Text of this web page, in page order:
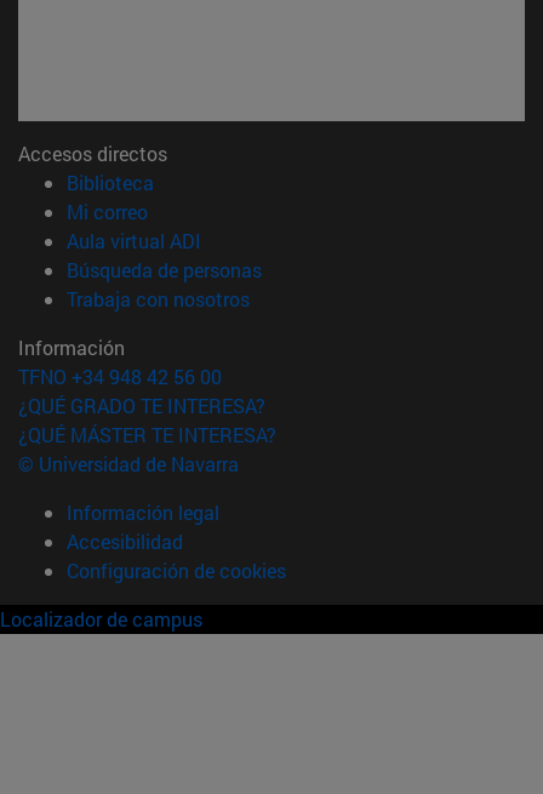
Accesos directos
Biblioteca
Mi correo(abre en nueva ventana)
Aula virtual ADI
Búsqueda de personas(abre en nueva ventana)
Trabaja con nosotros(abre en nueva ventana)
Información
TFNO +34 948 42 56 00
¿QUÉ GRADO TE INTERESA?
¿QUÉ MÁSTER TE INTERESA?
© Universidad de Navarra
Información legal
Accesibilidad
Configuración de cookies
Localizador de campus